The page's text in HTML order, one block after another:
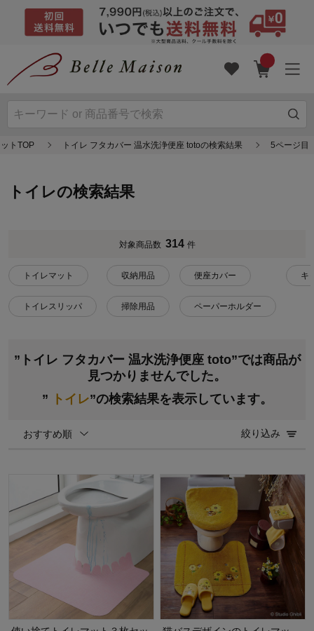
トTOP トイレ フタカバー 温水洗浄便座 totoの検索結果 5ページ目
トイレの検索結果
対象商品数 314 件
トイレマット
トイレスリッパ
収納用品
掃除用品
便座カバー
ペーパーホルダー
キ
”トイレ フタカバー 温水洗浄便座 toto”では商品が
見つかりませんでした。
”
トイレ”の検索結果を表示しています。
おすすめ順 絞り込み